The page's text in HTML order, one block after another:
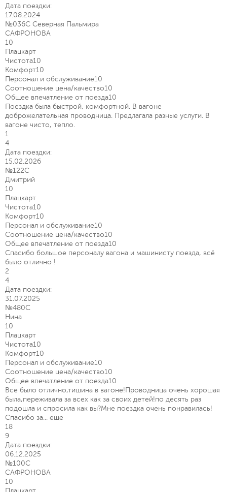
Дата поездки:
17.08.2024
№036С Северная Пальмира
САФРОНОВА
10
Плацкарт
Чистота10
Комфорт10
Персонал и обслуживание10
Соотношение цена/качество10
Общее впечатление от поезда10
Поездка была быстрой, комфортной. В вагоне
доброжелательная проводница. Предлагала разные услуги. В
вагоне чисто, тепло.
1
4
Дата поездки:
15.02.2026
№122С
Дмитрий
10
Плацкарт
Чистота10
Комфорт10
Персонал и обслуживание10
Соотношение цена/качество10
Общее впечатление от поезда10
Спасибо большое персоналу вагона и машинисту поезда, всё
было отлично !
2
4
Дата поездки:
31.07.2025
№480С
Нина
10
Плацкарт
Чистота10
Комфорт10
Персонал и обслуживание10
Соотношение цена/качество10
Общее впечатление от поезда10
Все было отлично,тишина в вагоне!Проводница очень хорошая
была,переживала за всех как за своих детей!по десять раз
подошла и спросила как вы?Мне поездка очень понравилась!
Спасибо за... еще
18
9
Дата поездки:
06.12.2025
№100С
САФРОНОВА
10